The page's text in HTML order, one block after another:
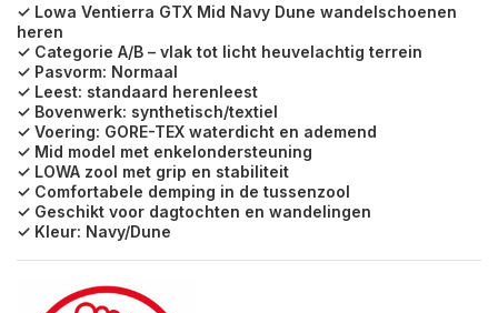
✓ Lowa Ventierra GTX Mid Navy Dune wandelschoenen
heren
✓ Categorie A/B – vlak tot licht heuvelachtig terrein
✓ Pasvorm: Normaal
✓ Leest: standaard herenleest
✓ Bovenwerk: synthetisch/textiel
✓ Voering: GORE-TEX waterdicht en ademend
✓ Mid model met enkelondersteuning
✓ LOWA zool met grip en stabiliteit
✓ Comfortabele demping in de tussenzool
✓ Geschikt voor dagtochten en wandelingen
✓ Kleur: Navy/Dune